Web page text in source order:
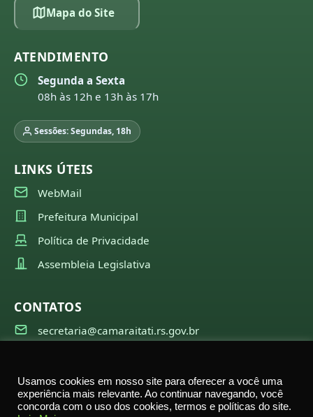
Mapa do Site
ATENDIMENTO
Segunda a Sexta
08h às 12h e 13h às 17h
Sessões: Segundas, 18h
LINKS ÚTEIS
WebMail
Prefeitura Municipal
Política de Privacidade
Assembleia Legislativa
CONTATOS
secretaria@camaraitati.rs.gov.br
©2026Câmara Municipal de Itati — Todos os direitos
Usamos cookies em nosso site para oferecer a você uma
experiência mais relevante. Ao continuar navegando, você
concorda com o uso dos cookies, termos e políticas do site.